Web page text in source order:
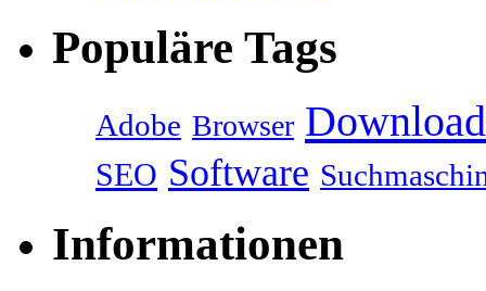
Populäre Tags
Adobe Browser Download
SEO Software
Informationen